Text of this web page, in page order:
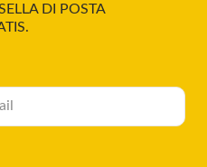
DI POSTA